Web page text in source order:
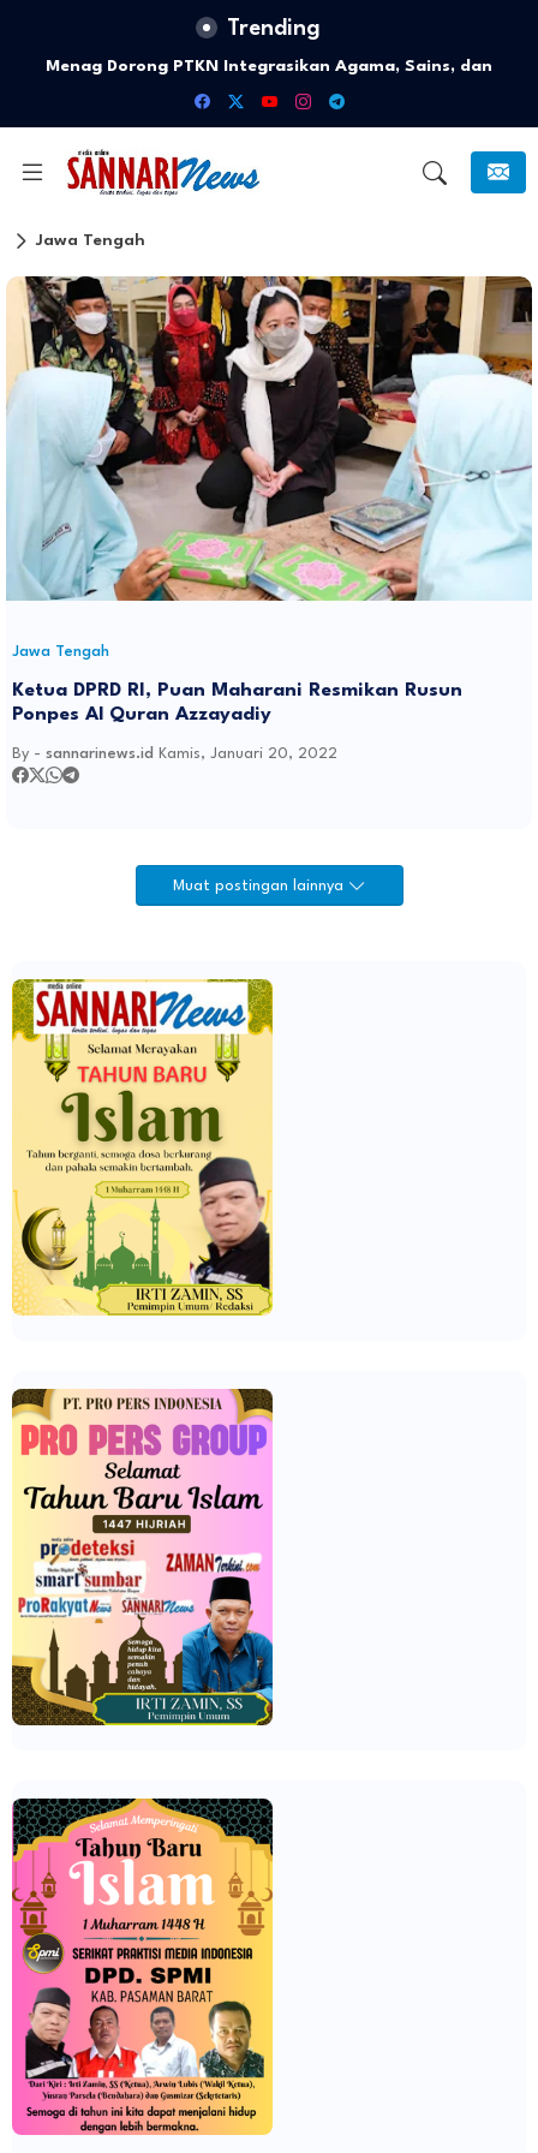
Trending
Menag Dorong PTKN Integrasikan Agama, Sains, dan
Lingkungan Lewat Ekoteologi
Jawa Tengah
Jawa Tengah
Ketua DPRD RI, Puan Maharani Resmikan Rusun
Ponpes Al Quran Azzayadiy
By - sannarinews.id Kamis, Januari 20, 2022
Muat postingan lainnya